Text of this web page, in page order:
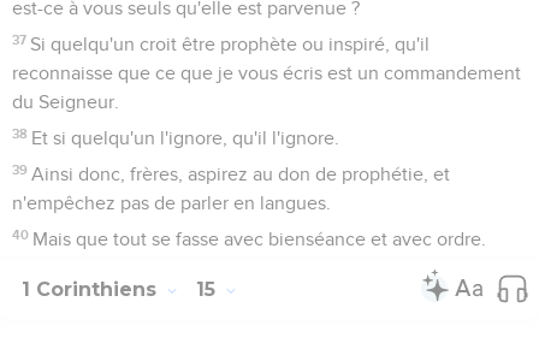
est-ce à vous seuls qu'elle est parvenue ?
37 Si quelqu'un croit être prophète ou inspiré, qu'il
reconnaisse que ce que je vous écris est un commandement
du Seigneur.
38 Et si quelqu'un l'ignore, qu'il l'ignore.
39 Ainsi donc, frères, aspirez au don de prophétie, et
n'empêchez pas de parler en langues.
40 Mais que tout se fasse avec bienséance et avec ordre.
1 Corinthiens 15